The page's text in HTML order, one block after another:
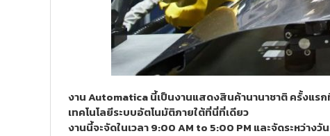
งาน Automatica นี้เป็นงานแสดงสินค้านานาชาติ ครั้งแ
เทคโนโลยีระบบอัตโนมัติภายใต้ที่นี่ที่เดียว
งานนี้จะจัดในเวลา 9:00 AM to 5:00 PM และจัดระหว่าง